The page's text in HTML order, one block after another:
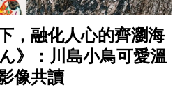
，融化人心的齊瀏海
》：川島小鳥可愛溫
像共讀